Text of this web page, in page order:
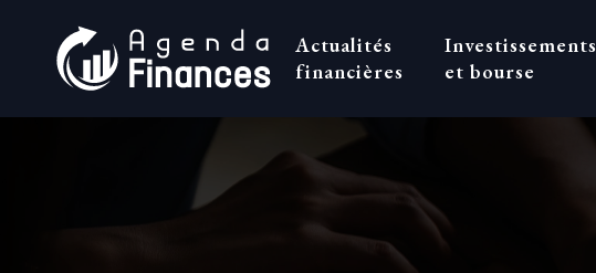
Actualités
financières
Investissements
et bourse